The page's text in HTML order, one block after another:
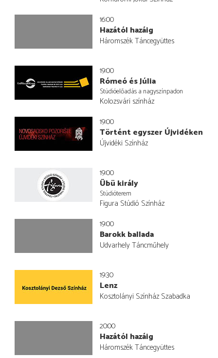
16:00
Hazától hazáig
Háromszék Táncegyüttes
19:00
Rómeó és Júlia
Stúdióelőadás a nagyszínpadon
Kolozsvári színház
19:00
Történt egyszer Újvidéken
Újvidéki Színház
19:00
Übü király
Stúdióterem
Figura Stúdió Színház
19:00
Barokk ballada
Udvarhely Táncműhely
19:30
Lenz
Kosztolányi Színház Szabadka
20:00
Hazától hazáig
Háromszék Táncegyüttes